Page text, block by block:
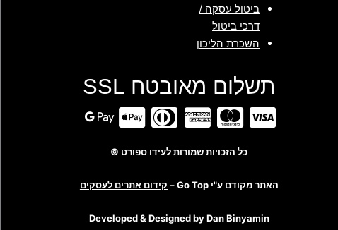
ביטול עסקה /
דרכי ביטול
השכרת הליכון
תשלום מאובטח SSL
כל הזכויות שמורות לעידו ספורט ©
האתר מקודם ע"י Go Top – קידום אתרים לעסקים
Developed & Designed by Dan Binyamin